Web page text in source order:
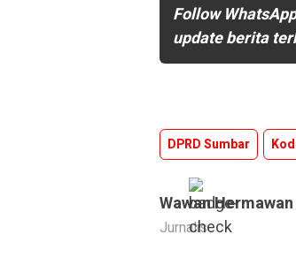
Follow
update berita
DPRD Sumbar
Wawan Hermawan
Jurnalis